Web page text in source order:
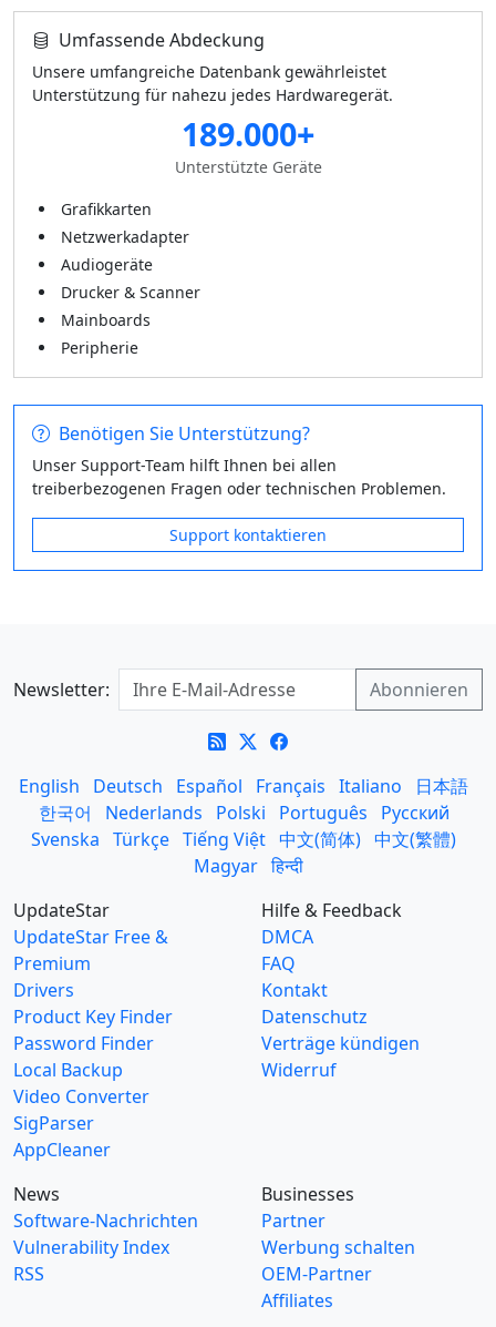
Umfassende Abdeckung
Unsere umfangreiche Datenbank gewährleistet
Unterstützung für nahezu jedes Hardwaregerät.
189.000+
Unterstützte Geräte
Grafikkarten
Netzwerkadapter
Audiogeräte
Drucker & Scanner
Mainboards
Peripherie
Benötigen Sie Unterstützung?
Unser Support-Team hilft Ihnen bei allen
treiberbezogenen Fragen oder technischen Problemen.
Support kontaktieren
Newsletter:
English Deutsch Español Français Italiano
日本語
한국어
Nederlands Polski Português
Русский
Svenska Türkçe Tiếng Việt 中文(简体) 中文(繁體)
Magyar हिन्दी
UpdateStar
UpdateStar Free &
Premium
Drivers
Product Key Finder
Password Finder
Local Backup
Video Converter
SigParser
AppCleaner
Hilfe & Feedback
DMCA
FAQ
Kontakt
Datenschutz
Verträge kündigen
Widerruf
News
Software-Nachrichten
Vulnerability Index
RSS
Businesses
Partner
Werbung schalten
OEM-Partner
Affiliates